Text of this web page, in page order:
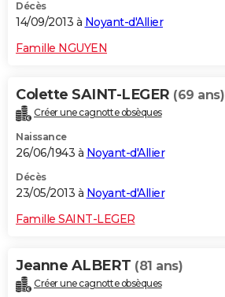
Décès
14/09/2013 à Noyant-d'Allier
Famille NGUYEN
Colette SAINT-LEGER (69 ans)
Créer une cagnotte obsèques
Naissance
26/06/1943 à Noyant-d'Allier
Décès
23/05/2013 à Noyant-d'Allier
Famille SAINT-LEGER
Jeanne ALBERT (81 ans)
Créer une cagnotte obsèques